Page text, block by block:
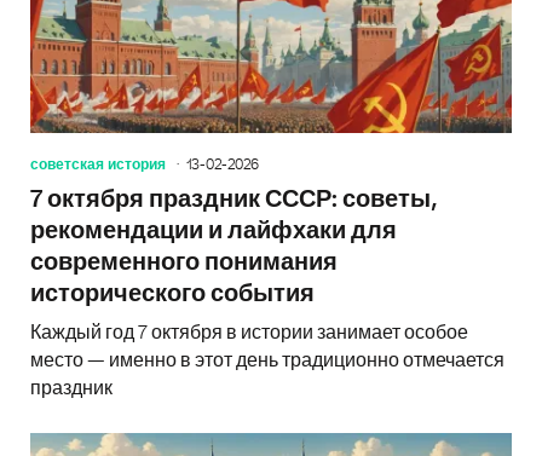
советская история 13-02-2026
7 октября праздник СССР: советы,
рекомендации и лайфхаки для
современного понимания
исторического события
Каждый год 7 октября в истории занимает особое
место — именно в этот день традиционно отмечается
праздник